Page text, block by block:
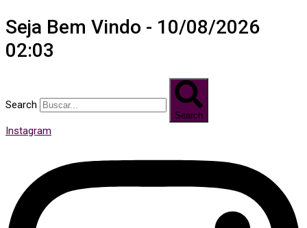
Seja Bem Vindo - 10/08/2026
02:03
Search
Search
Instagram